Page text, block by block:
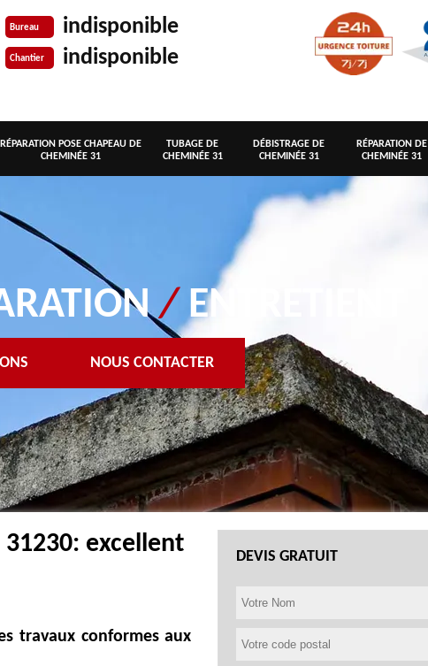
Bureau indisponible
Chantier indisponible
RÉPARATION POSE CHAPEAU DE
CHEMINÉE 31
TUBAGE DE
CHEMINÉE 31
DÉBISTRAGE DE
CHEMINÉE 31
RÉPARATION DE
CHEMINÉE 31
/ ENTRETIENT
NOUS CONTACTER
excellent
travaux conformes aux
DEVIS GRATUIT